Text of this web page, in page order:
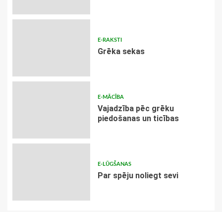
E-RAKSTI
Grēka sekas
E-MĀCĪBA
Vajadzība pēc grēku
piedošanas un ticības
E-LŪGŠANAS
Par spēju noliegt sevi